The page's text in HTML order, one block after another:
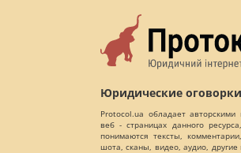
Юридические оговорки
Protocol.ua обладает
веб - страницах данного
понимаются тексты,
шота, сканы, видео, аудио,